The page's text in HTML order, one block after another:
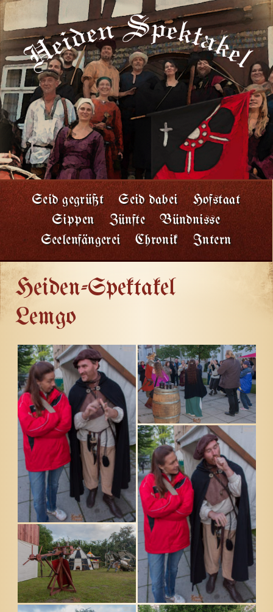
Seid gegrüßt Seid dabei
Hofstaat
Sippen
Zünfte
Bündnisse
Seelenfängerei
Chronik Intern
Heiden-Spektakel
Lemgo